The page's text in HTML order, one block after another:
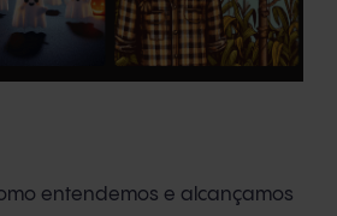
entendemos e alcançamos